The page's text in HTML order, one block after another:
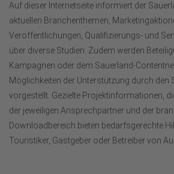
Auf dieser Internetseite informiert der
aktuellen Branchenthemen,
Veröffentlichungen, Qualifizierungs- und
über diverse Studien. Zudem werden
Kampagnen oder dem Sauerland-
Möglichkeiten der Unterstützung durch den
vorgestellt. Gezielte Projektinformationen,
der jeweiligen Ansprechpartner und der
Downloadbereich bieten bedarfsgerechte
Touristiker, Gastgeber oder Betreiber von